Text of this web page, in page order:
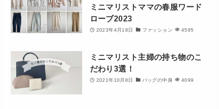
ミニマリストママの春服ワード
ローブ2023
2023年4月18日 ファッション 4595
ミニマリスト主婦の持ち物のこ
だわり3選！
2021年10月8日 バッグの中身 4099